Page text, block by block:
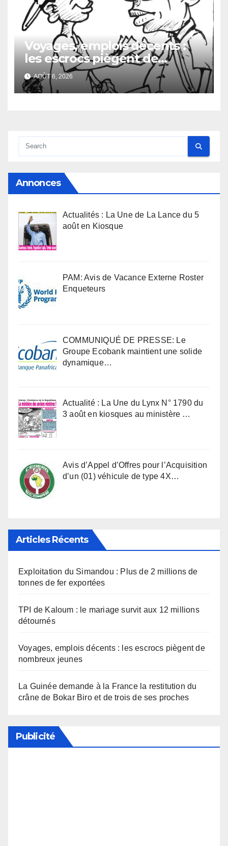
Voyages, emplois décents :
les escrocs piègent de
nombreux jeunes
AOÛT 6, 2026
Annonces
Actualités : La Une de La Lance du 5
août en Kiosque
PAM: Avis de Vacance Externe Roster
Enqueteurs
COMMUNIQUÉ DE PRESSE: Le
Groupe Ecobank maintient une solide
dynamique…
Actualité : La Une du Lynx N° 1790 du
3 août en kiosques au ministère …
Avis d’Appel d’Offres pour l’Acquisition
d’un (01) véhicule de type 4X…
Articles Récents
Exploitation du Simandou : Plus de 2 millions de
tonnes de fer exportées
TPI de Kaloum : le mariage survit aux 12 millions
détournés
Voyages, emplois décents : les escrocs piègent de
nombreux jeunes
La Guinée demande à la France la restitution du
crâne de Bokar Biro et de trois de ses proches
Publicité